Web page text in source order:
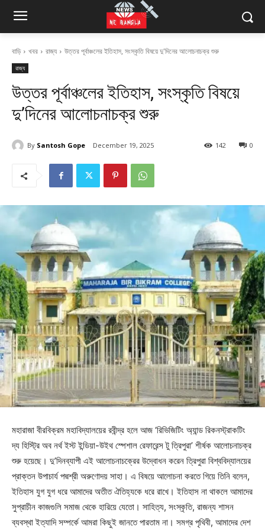
বাড়ি খবর রাজ্য উত্তর পূর্বাঞ্চলের ইতিহাস, সংস্কৃতি বিষয়ে দু'দিনের আলোচনাচক্র শুরু
রাজ্য
উত্তর পূর্বাঞ্চলের ইতিহাস, সংস্কৃতি বিষয়ে
দু’দিনের আলোচনাচক্র শুরু
By Santosh Gope December 19, 2025 0
142
মহারাজা বীরবিক্রম মহাবিদ্যালয়ের রবীন্দ্র হলে আজ ‘রিভিজিটিং অ্যান্ড রিকনস্ট্রাকটিং
দ্য হিস্ট্রি অব নর্থ ইস্ট ইন্ডিয়া-উইথ স্পেশাল রেফারেন্স টু ত্রিপুরা’ শীর্ষক আলোচনাচক্র
শুরু হয়েছে। দু’দিনব্যাপী এই আলোচনাচক্রের উদ্বোধন করেন ত্রিপুরা বিশ্ববিদ্যালয়ের
প্রাক্তন উপাচার্য পদ্মশ্রী অরুণোদয় সাহা। এ বিষয়ে আলোচনা করতে গিয়ে তিনি বলেন,
ইতিহাস যুগ যুগ ধরে আমাদের অতীত ঐতিহ্যকে ধরে রাখে। ইতিহাস না থাকলে আমাদের
সুপ্রাচীন কাজগুলি সমাজ থেকে হারিয়ে যেতো। সাহিত্য, সংস্কৃতি, রাজন্য শাসন
ব্যবস্থা ইত্যাদি সম্পর্কে আমরা কিছুই জানতে পারতাম না। সমগ্র পৃথিবী, আমাদের দেশ